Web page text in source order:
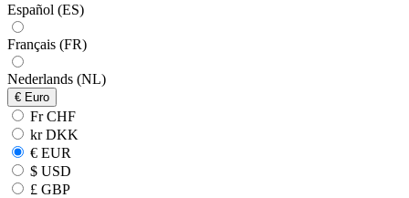
Español (ES)
Français (FR)
Nederlands (NL)
€ Euro
Fr CHF
kr DKK
€ EUR
$ USD
£ GBP